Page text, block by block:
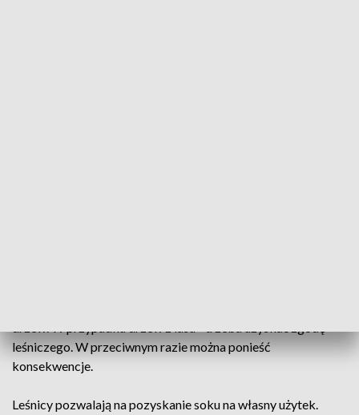
leśniczego. W przeciwnym razie można ponieść
konsekwencje.
Leśnicy pozwalają na pozyskanie soku na własny użytek.